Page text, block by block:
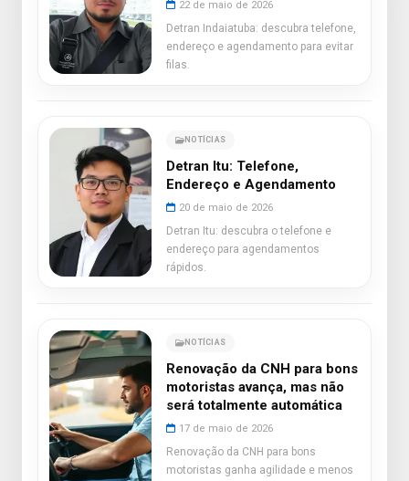
22 de maio de 2026
Detran Indaiatuba: descubra telefone,
endereço e agendamento para evitar
filas.
NOTÍCIAS
Detran Itu: Telefone,
Endereço e Agendamento
20 de maio de 2026
Detran Itu: descubra o telefone e
endereço para agendamentos
rápidos.
NOTÍCIAS
Renovação da CNH para bons
motoristas avança, mas não
será totalmente automática
17 de maio de 2026
Renovação da CNH para bons
motoristas ganha agilidade e menos